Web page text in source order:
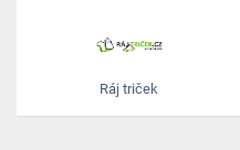
Ráj triček